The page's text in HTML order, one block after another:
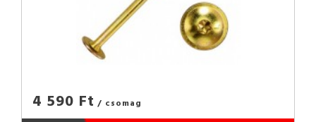
4 590 Ft / csomag